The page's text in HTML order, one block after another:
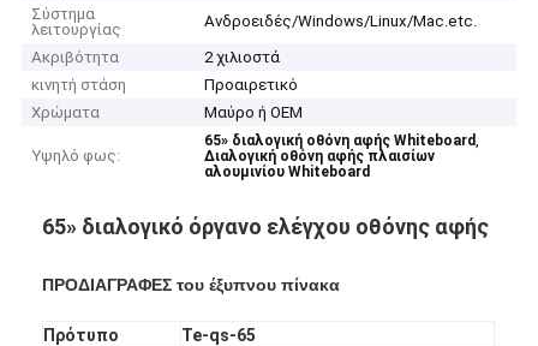
Σύστημα
λειτουργίας
Ανδροειδές/Windows/Linux/Mac.etc.
Ακριβότητα
2 χιλιοστά
κινητή στάση
Προαιρετικό
Χρώματα
Μαύρο ή OEM
Υψηλό φως:
65» διαλογική οθόνη αφής Whiteboard,
Διαλογική οθόνη αφής πλαισίων
αλουμινίου Whiteboard
65» διαλογικό όργανο ελέγχου οθόνης αφής
ΠΡΟΔΙΑΓΡΑΦΕΣ του έξυπνου πίνακα
Πρότυπο
Te-qs-65